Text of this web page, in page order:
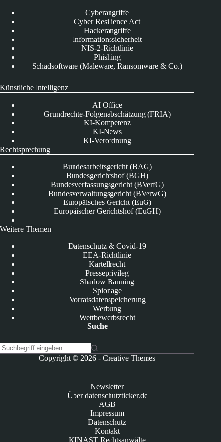
Cyberangriffe
Cyber Resilience Act
Hackerangriffe
Informationssicherheit
NIS-2-Richtlinie
Phishing
Schadsoftware (Maleware, Ransomware & Co.)
Künstliche Intelligenz
AI Office
Grundrechte-Folgenabschätzung (FRIA)
KI-Kompetenz
KI-News
KI-Verordnung
Rechtsprechung
Bundesarbeitsgericht (BAG)
Bundesgerichtshof (BGH)
Bundesverfassungsgericht (BVerfG)
Bundesverwaltungsgericht (BVerwG)
Europäisches Gericht (EuG)
Europäischer Gerichtshof (EuGH)
Weitere Themen
Datenschutz & Covid-19
EEA-Richtlinie
Kartellrecht
Presseprivileg
Shadow Banning
Spionage
Vorratsdatenspeicherung
Werbung
Wettbewerbsrecht
Suche
Copyright © 2026 -Creative Themes
Newsletter
Über datenschutzticker.de
AGB
Impressum
Datenschutz
Kontakt
KINAST Rechtsanwälte